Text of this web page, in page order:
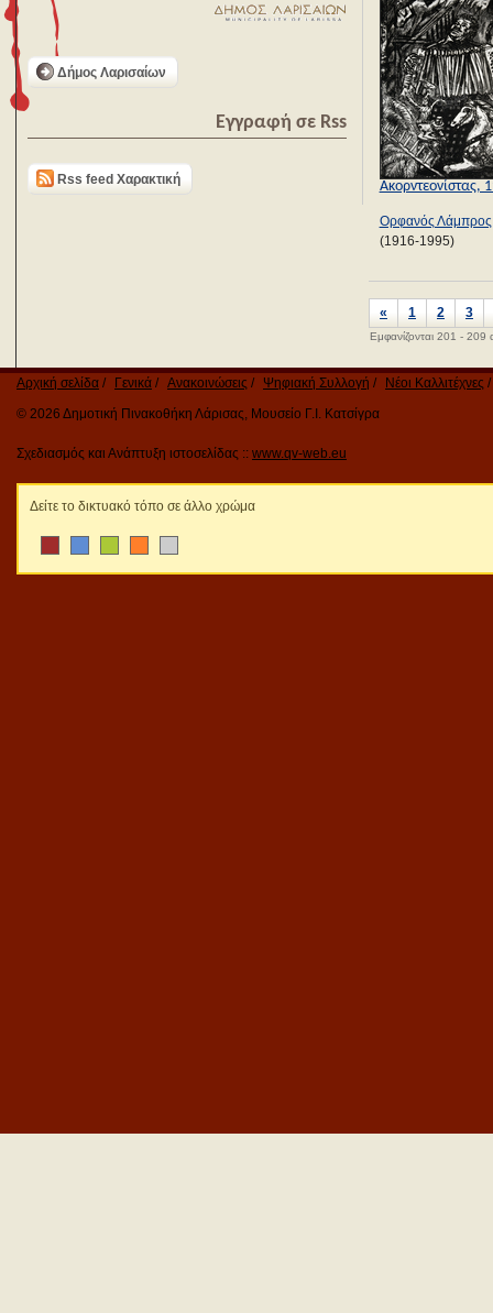
Δήμος Λαρισαίων
Εγγραφή σε Rss
Rss feed Χαρακτική Ακορντεονίστας,
Ορφανός Λάμπρος
(1916-1995)
« 1 2 3
Εμφανίζονται 201 - 209
Αρχική σελίδα Γενικά Ανακοινώσεις Ψηφιακή Συλλογή
Νέοι Καλλιτέχνες
© 2026 Δημοτική Πινακοθήκη Λάρισας, Μουσείο Γ.Ι. Κατσίγρα
Σχεδιασμός και Ανάπτυξη ιστοσελίδας :: www.qv-web.eu
Δείτε το δικτυακό τόπο σε άλλο χρώμα